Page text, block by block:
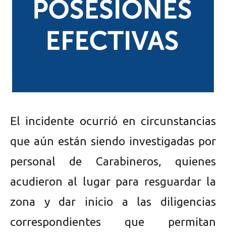
El incidente ocurrió en circunstancias
que aún están siendo investigadas por
personal de Carabineros, quienes
acudieron al lugar para resguardar la
zona y dar inicio a las diligencias
correspondientes que permitan